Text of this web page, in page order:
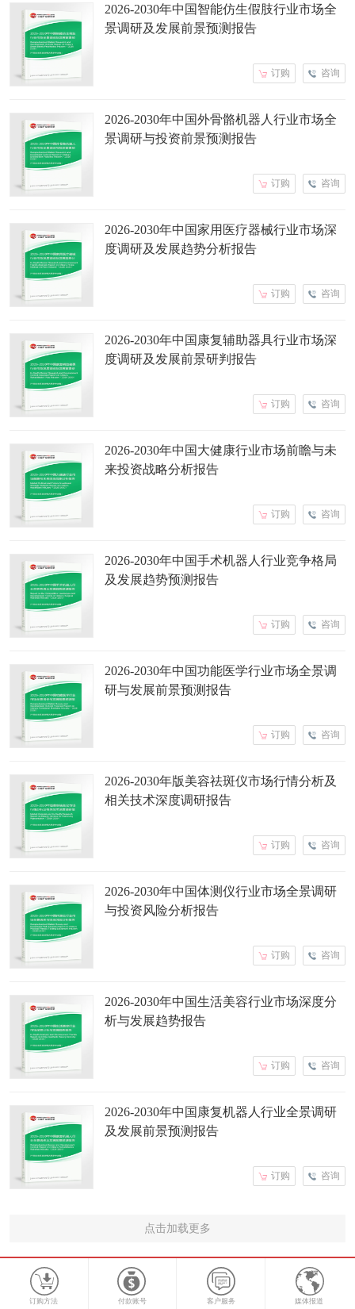
2026-2030年中国智能仿生假肢行业市场全
景调研及发展前景预测报告
咨询
订购
2026-2030年中国外骨骼机器人行业市场全
景调研与投资前景预测报告
咨询
订购
2026-2030年中国家用医疗器械行业市场深
度调研及发展趋势分析报告
咨询
订购
2026-2030年中国康复辅助器具行业市场深
度调研及发展前景研判报告
咨询
订购
2026-2030年中国大健康行业市场前瞻与未
来投资战略分析报告
咨询
订购
2026-2030年中国手术机器人行业竞争格局
及发展趋势预测报告
咨询
订购
2026-2030年中国功能医学行业市场全景调
研与发展前景预测报告
咨询
订购
2026-2030年版美容祛斑仪市场行情分析及
相关技术深度调研报告
咨询
订购
2026-2030年中国体测仪行业市场全景调研
与投资风险分析报告
咨询
订购
2026-2030年中国生活美容行业市场深度分
析与发展趋势报告
咨询
订购
2026-2030年中国康复机器人行业全景调研
及发展前景预测报告
咨询
订购
点击加载更多
订购方法 付款账号 客户服务 媒体报道